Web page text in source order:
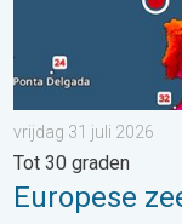
vrijdag 31 juli 2026
Tot 30 graden
Europese